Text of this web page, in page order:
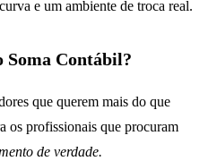
e um ambiente de troca real.
Soma Contábil?
que querem mais do que
os profissionais que procuram
de verdade.